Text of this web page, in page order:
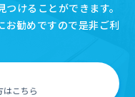
けることができます。
お勧めですので是非ご利
こちら